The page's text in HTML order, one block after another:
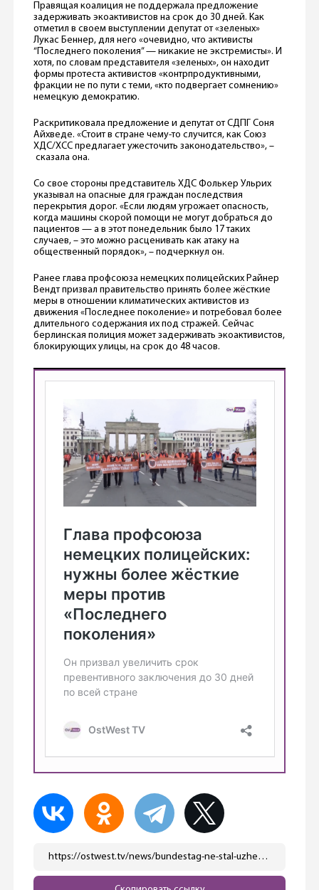
Правящая коалиция не поддержала предложение
задерживать экоактивистов на срок до 30 дней. Как
отметил в своем выступлении депутат от «зеленых»
Лукас Беннер, для него «очевидно, что активисты
“Последнего поколения” — никакие не экстремисты». И
хотя, по словам представителя «зеленых», он находит
формы протеста активистов «контрпродуктивными,
фракции не по пути с теми, «кто подвергает сомнению»
немецкую демократию.
Раскритиковала предложение и депутат от СДПГ Соня
Айхведе. «Стоит в стране чему-то случится, как Союз
ХДС/ХСС предлагает ужесточить законодательство», –
сказала она.
Со свое стороны представитель ХДС Фолькер Ульрих
указывал на опасные для граждан последствия
перекрытия дорог. «Если людям угрожает опасность,
когда машины скорой помощи не могут добраться до
пациентов — а в этот понедельник было 17 таких
случаев, – это можно расценивать как атаку на
общественный порядок», – подчеркнул он.
Ранее глава профсоюза немецких полицейских Райнер
Вендт призвал правительство принять более жёсткие
меры в отношении климатических активистов из
движения «Последнее поколение» и потребовал более
длительного содержания их под стражей. Сейчас
берлинская полиция может задерживать экоактивистов,
блокирующих улицы, на срок до 48 часов.
https://ostwest.tv/news/bundestag-ne-stal-uzhestochat-nakazaniya-dlya-eko-aktivistov/